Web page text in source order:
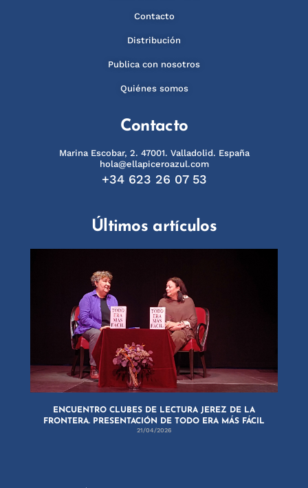
Contacto
Distribución
Publica con nosotros
Quiénes somos
Contacto
Marina Escobar, 2. 47001. Valladolid. España
hola@ellapiceroazul.com
+34 623 26 07 53
Últimos artículos
ENCUENTRO CLUBES DE LECTURA JEREZ DE LA
FRONTERA. PRESENTACIÓN DE TODO ERA MÁS FÁCIL
21/04/2026